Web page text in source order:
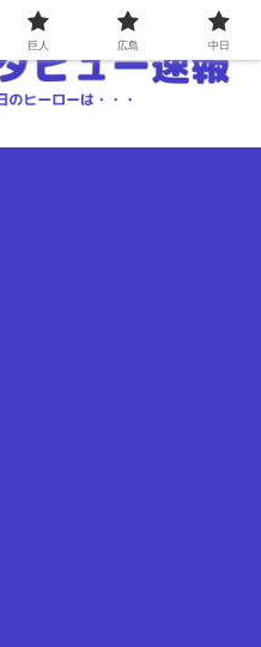
巨人 広島 中日